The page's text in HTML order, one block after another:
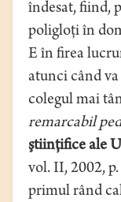
îndesat, fiind,
poligloţi în
E în firea
atunci când va
colegul mai
remarcabil
ştiinţifice ale
vol. II, 2002,
primul rând